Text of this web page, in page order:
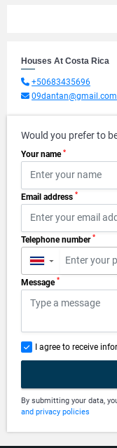
Houses At Costa Rica
+50683435696
09dantan@gmail.com
Would you prefer to
Your name *
Email address *
Telephone number *
▼
Message *
I agree to receive
By submitting your data,
and privacy policies